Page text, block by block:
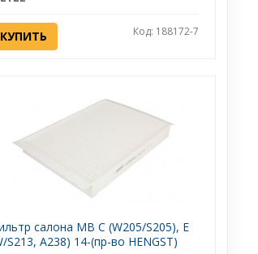
КУПИТЬ Код: 188172-7
салона MB C (W205/S205), E
S213, A238) 14-(пр-во HENGST)